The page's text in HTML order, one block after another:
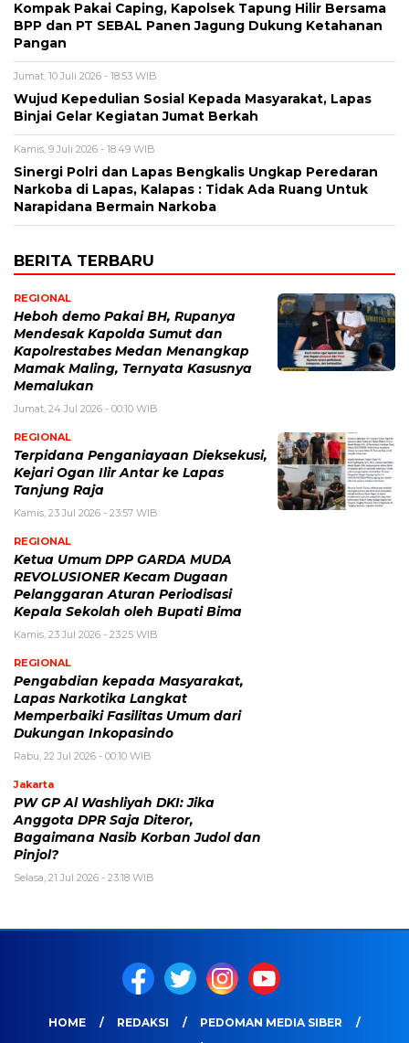
Kompak Pakai Caping, Kapolsek Tapung Hilir Bersama
BPP dan PT SEBAL Panen Jagung Dukung Ketahanan
Pangan
Jumat, 10 Juli 2026 - 18:53 WIB
Wujud Kepedulian Sosial Kepada Masyarakat, Lapas
Binjai Gelar Kegiatan Jumat Berkah
Kamis, 9 Juli 2026 - 18:49 WIB
Sinergi Polri dan Lapas Bengkalis Ungkap Peredaran
Narkoba di Lapas, Kalapas : Tidak Ada Ruang Untuk
Narapidana Bermain Narkoba
BERITA TERBARU
REGIONAL
Heboh demo Pakai BH, Rupanya
Mendesak Kapolda Sumut dan
Kapolrestabes Medan Menangkap
Mamak Maling, Ternyata Kasusnya
Memalukan
Jumat, 24 Jul 2026 - 00:10 WIB
REGIONAL
Terpidana Penganiayaan Dieksekusi,
Kejari Ogan Ilir Antar ke Lapas
Tanjung Raja
Kamis, 23 Jul 2026 - 23:57 WIB
REGIONAL
Ketua Umum DPP GARDA MUDA
REVOLUSIONER Kecam Dugaan
Pelanggaran Aturan Periodisasi
Kepala Sekolah oleh Bupati Bima
Kamis, 23 Jul 2026 - 23:25 WIB
REGIONAL
Pengabdian kepada Masyarakat,
Lapas Narkotika Langkat
Memperbaiki Fasilitas Umum dari
Dukungan Inkopasindo
Rabu, 22 Jul 2026 - 00:10 WIB
Jakarta
PW GP Al Washliyah DKI: Jika
Anggota DPR Saja Diteror,
Bagaimana Nasib Korban Judol dan
Pinjol?
Selasa, 21 Jul 2026 - 23:18 WIB
HOME REDAKSI
PEDOMAN MEDIA SIBER